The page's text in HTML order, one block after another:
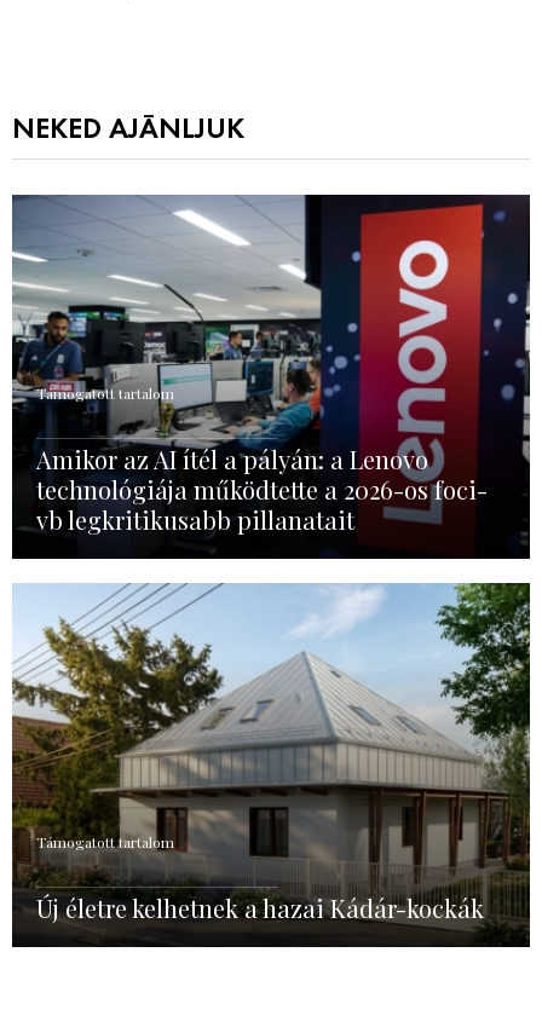
NEKED AJÁNLJUK
Támogatott tartalom
Amikor az AI ítél a pályán: a Lenovo
technológiája működtette a 2026-os foci-
vb legkritikusabb pillanatait
Támogatott tartalom
Új életre kelhetnek a hazai Kádár-kockák